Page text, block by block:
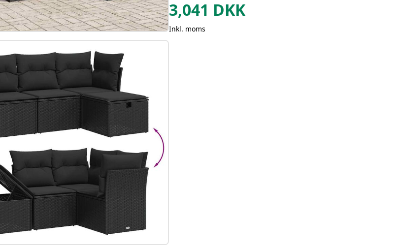
3,041 DKK
Inkl. moms